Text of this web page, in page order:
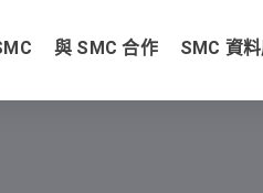
與 SMC 合作 SMC 資